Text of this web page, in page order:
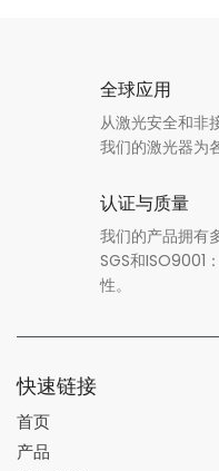
全球应用
从激光安全和非
我们的激光器为
认证与质量
我们的产品拥有
SGS和ISO9001
性。
快速链接
首页
产品